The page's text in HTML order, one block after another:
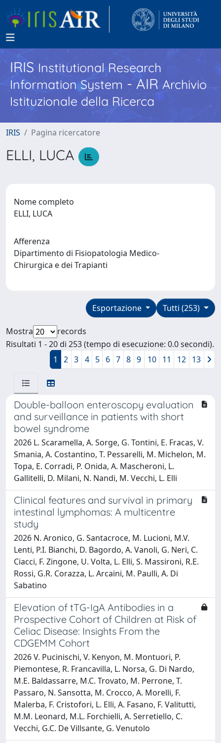
IRISInstitutional Research
Information System - AIR Archivio
Istituzionale della Ricerca
IRIS Pagina ricercatore
ELLI, LUCA
Nome completo
ELLI, LUCA
Afferenza
Dipartimento di Fisiopatologia Medico-
Chirurgica e dei Trapianti
Tutti (253)
Esportazione
Mostra
records
Risultati 1 - 20 di 253 (tempo di esecuzione: 0.0 secondi).
1
2 3 4 5 6 7 8 9 10 11 12 13
Double-balloon enteroscopy evaluation
and surveillance in patients with short
bowel syndrome
2026 L. Scaramella, A. Sorge, G. Tontini, E. Fracas, V.
Smania, A. Costantino, T. Pessarelli, M. Michelon, M.
Topa, E. Corradi, P. Onida, A. Mascheroni, L.
Gallitelli, D. Milani, N. Nandi, M. Vecchi, L. Elli
Clinical features and survival in primary
intestinal lymphomas: A multicentre
study
2026 N. Aronico, G. Santacroce, M. Lucioni, M.V.
Lenti, P.I. Bianchi, D. Bagordo, A. Vanoli, G. Neri, C.
Ciacci, F. Zingone, U. Volta, L. Elli, S. Massironi, R.E.
Rossi, G.R. Corazza, L. Arcaini, M. Paulli, A. Di
Sabatino
Elevation of tTG-IgA Antibodies in a
Prospective Cohort of Children at Risk of
Celiac Disease: Insights From the
CDGEMM Cohort
2026 V. Pucinischi, V. Kenyon, M. Montuori, P.
Piemontese, R. Francavilla, L. Norsa, G. Di Nardo,
M.E. Baldassarre, M.C. Trovato, M. Perrone, T.
Passaro, N. Sansotta, M. Crocco, A. Morelli, F.
Malerba, F. Cristofori, L. Elli, A. Fasano, F. Valitutti,
M.M. Leonard, M.L. Forchielli, A. Serretiello, C.
Vecchi, G.C. De Villsante, G. Venutolo